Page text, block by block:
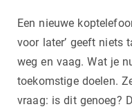
Een nieuwe
voor later’ geeft niets
weg en vaag. Wat je
toekomstige doelen.
vraag: is dit genoeg?